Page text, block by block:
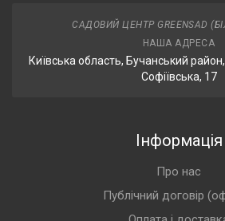
САДОВИЙ ЦЕНТР GREENSAD
НАША АДРЕСА
Київська область, Бучанський район,
Софіївська, 17
Інформація
Про нас
Публічний договір